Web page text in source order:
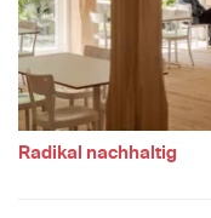
Radikal nachhaltig